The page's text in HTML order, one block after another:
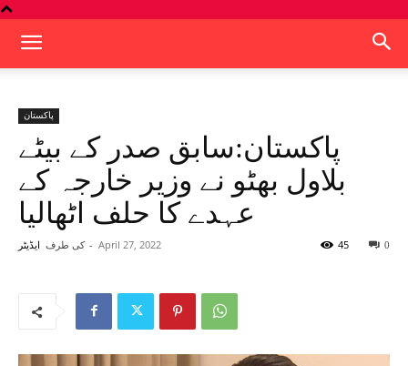
پاکستان
پاکستان:سابق صدر کے بیٹے
بلاول بھٹو نے وزیر خارجہ کے
عہدے کا حلف اٹھالیا
کی طرف ایڈیٹر - April 27, 2022 0
45